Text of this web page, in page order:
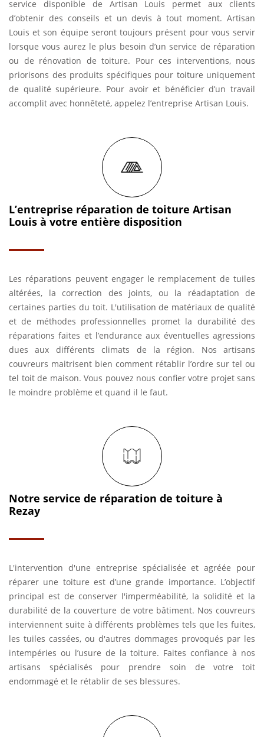
service disponible de Artisan Louis permet aux clients
d’obtenir des conseils et un devis à tout moment. Artisan
Louis et son équipe seront toujours présent pour vous servir
lorsque vous aurez le plus besoin d’un service de réparation
ou de rénovation de toiture. Pour ces interventions, nous
priorisons des produits spécifiques pour toiture uniquement
de qualité supérieure. Pour avoir et bénéficier d’un travail
accomplit avec honnêteté, appelez l’entreprise Artisan Louis.
L’entreprise réparation de toiture Artisan
Louis à votre entière disposition
Les réparations peuvent engager le remplacement de tuiles
altérées, la correction des joints, ou la réadaptation de
certaines parties du toit. L'utilisation de matériaux de qualité
et de méthodes professionnelles promet la durabilité des
réparations faites et l’endurance aux éventuelles agressions
dues aux différents climats de la région. Nos artisans
couvreurs maitrisent bien comment rétablir l’ordre sur tel ou
tel toit de maison. Vous pouvez nous confier votre projet sans
le moindre problème et quand il le faut.
Notre service de réparation de toiture à
Rezay
L'intervention d'une entreprise spécialisée et agréée pour
réparer une toiture est d’une grande importance. L’objectif
principal est de conserver l'imperméabilité, la solidité et la
durabilité de la couverture de votre bâtiment. Nos couvreurs
interviennent suite à différents problèmes tels que les fuites,
les tuiles cassées, ou d'autres dommages provoqués par les
intempéries ou l’usure de la toiture. Faites confiance à nos
artisans spécialisés pour prendre soin de votre toit
endommagé et le rétablir de ses blessures.